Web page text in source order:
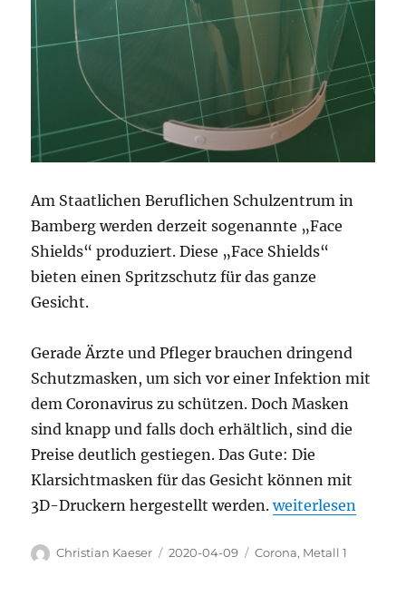
Am Staatlichen Beruflichen Schulzentrum in
Bamberg werden derzeit sogenannte „Face
Shields“ produziert. Diese „Face Shields“
bieten einen Spritzschutz für das ganze
Gesicht.
Gerade Ärzte und Pfleger brauchen dringend
Schutzmasken, um sich vor einer Infektion mit
dem Coronavirus zu schützen. Doch Masken
sind knapp und falls doch erhältlich, sind die
Preise deutlich gestiegen. Das Gute: Die
Klarsichtmasken für das Gesicht können mit
3D-Druckern hergestellt werden.„Mit dem 3D-
weiterlesen
Autor
Christian Kaeser
Veröffentlicht
2020-04-09 Kategorien
Corona, Metall 1